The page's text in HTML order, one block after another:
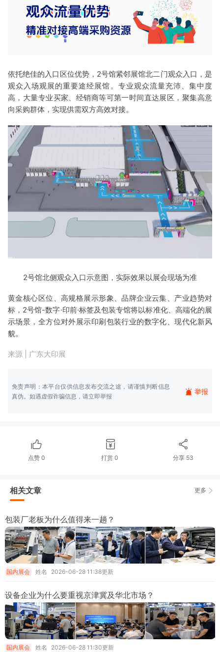
依托绝佳的入口区位优势，2号馆紧邻展馆北二门观众入口，是
观众入场观展的重要途经展馆。专业观众流量充沛、集中度
高，大量专业买家、经销商等可第一时间直达展区，聚集高意
向采购群体，实现供需双方高效对接。
2号馆北侧观众入口示意图，实际效果以展会现场为准
黄金核心区位、高规格展示形象、品牌企业云集、产业趋势对
标，2号馆-数字·印前·标签及包装专馆将以标准化、高端化的展
示场景，全方位对外展示印刷包装行业的数字化、现代化新风
貌。
来源 | 广东大印展
免责声明：本平台仅供信息发布交流之途，请谨慎判断信息
真伪。如遇虚假诈骗信息，请立即举报
举报
点赞0 打赏0 分享 53
更多
相关文章
包装厂老板为什么值得来一趟？
国内展会 姓名 2026-06-28 11:38更新
设备企业为什么要重视京津冀及华北市场？
国内展会 姓名 2026-06-28 11:30更新